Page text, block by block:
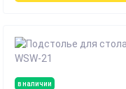
в наличии